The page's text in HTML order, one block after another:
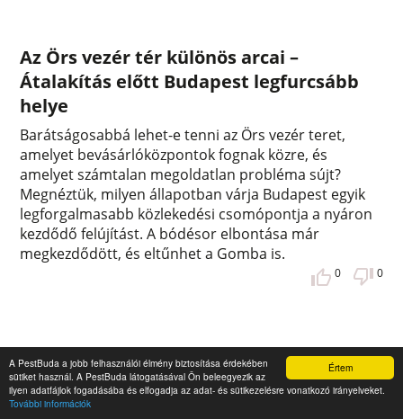
Értem
A PestBuda a jobb felhasználói élmény biztosítása érdekében
sütiket használ. A PestBuda látogatásával Ön beleegyezik az
ilyen adatfájlok fogadásába és elfogadja az adat- és sütikezelésre vonatkozó irányelveket.
További információk
Az Örs vezér tér különös arcai –
Átalakítás előtt Budapest legfurcsább
helye
Barátságosabbá lehet-e tenni az Örs vezér teret,
amelyet bevásárlóközpontok fognak közre, és
amelyet számtalan megoldatlan probléma sújt?
Megnéztük, milyen állapotban várja Budapest egyik
legforgalmasabb közlekedési csomópontja a nyáron
kezdődő felújítást. A bódésor elbontása már
megkezdődött, és eltűnhet a Gomba is.
0 0